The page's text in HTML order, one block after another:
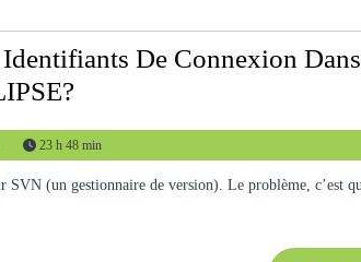
De Connexion Dans
Comment
Modifier
Les
23 h 48 min